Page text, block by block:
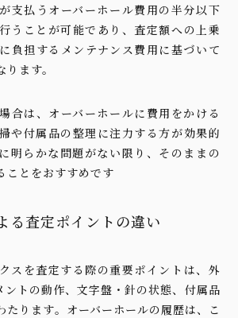
支払うオーバーホール費用の半分以下
うことが可能であり、査定額への上乗
負担するメンテナンス費用に基づいて
ます。
合は、オーバーホールに費用をかける
や付属品の整理に注力する方が効果的
明らかな問題がない限り、そのままの
ことをおすすめです
る査定ポイントの違い
スを査定する際の重要ポイントは、外
ントの動作、文字盤・針の状態、付属品
たります。オーバーホールの履歴は、こ